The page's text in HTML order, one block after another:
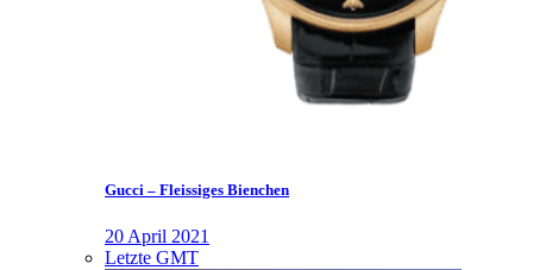
Gucci – Fleissiges Bienchen
20 April 2021
Letzte GMT